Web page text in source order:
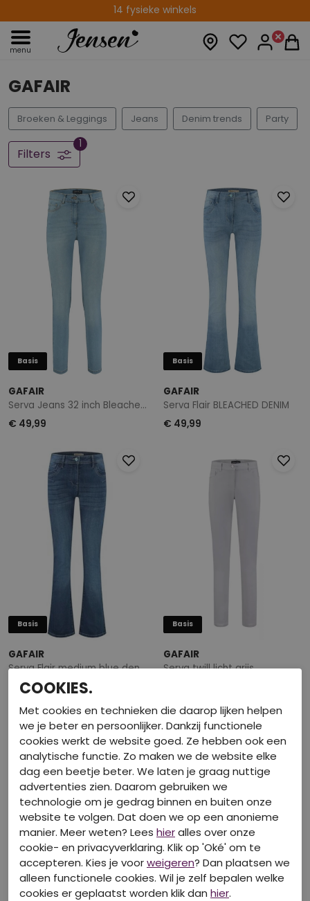
14 fysieke winkels
menu
GAFAIR
Broeken & Leggings Jeans Denim trends Party
Filters
1
Basis
GAFAIR
Serva Jeans 32 inch Bleached dnm
€ 49,99
Basis
GAFAIR
Serva Flair BLEACHED DENIM
€ 49,99
Basis
GAFAIR
Serva Flair medium blue denim
€ 49,99
Basis
GAFAIR
Serva twill licht grijs
Basis
COOKIES.
Met cookies en technieken die daarop lijken helpen
we je beter en persoonlijker. Dankzij functionele
cookies werkt de website goed. Ze hebben ook een
analytische functie. Zo maken we de website elke
dag een beetje beter. We laten je graag nuttige
advertenties zien. Daarom gebruiken we
technologie om je gedrag binnen en buiten onze
website te volgen. Dat doen we op een anonieme
manier. Meer weten? Lees hieralles over onze
cookie- en privacyverklaring. Klik op 'Oké' om te
accepteren. Kies je voorweigeren? Dan plaatsen we
alleen functionele cookies. Wil je zelf bepalen welke
cookies er geplaatst worden klik dan hier.